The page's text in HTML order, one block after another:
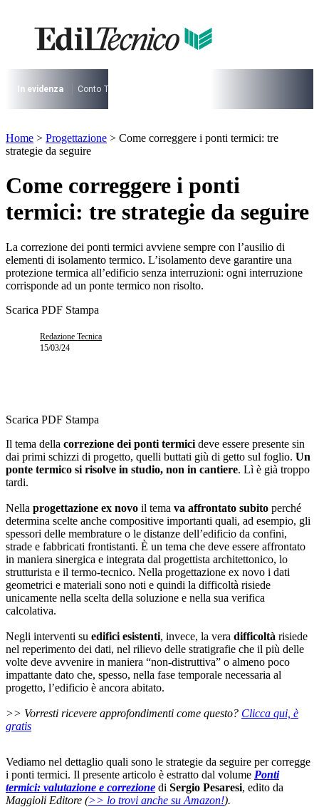
contenuto
I più cercati
Lorem ipsum dolor sit amet consectetur
Lorem ipsum dolor sit amet consectetur
In evidenza Conto Termico
I più cercati
Lorem ipsum dolor sit amet consectetur
Lorem ipsum dolor sit amet consectetur
Home > Progettazione > Come correggere i ponti termici: tre
strategie da seguire
Come correggere i ponti
termici: tre strategie da seguire
La correzione dei ponti termici avviene sempre con l’ausilio di
elementi di isolamento termico. L’isolamento deve garantire una
protezione termica all’edificio senza interruzioni: ogni interruzione
corrisponde ad un ponte termico non risolto.
Scarica PDF Stampa
Redazione Tecnica
15/03/24
Scarica PDF Stampa
Il tema della correzione dei ponti termici deve essere presente sin
dai primi schizzi di progetto, quelli buttati giù di getto sul foglio. Un
ponte termico si risolve in studio, non in cantiere. Lì è già troppo
tardi.
Nella progettazione ex novo il tema va affrontato subito perché
determina scelte anche compositive importanti quali, ad esempio, gli
spessori delle membrature o le distanze dell’edificio da confini,
strade e fabbricati frontistanti. È un tema che deve essere affrontato
in maniera sinergica e integrata dal progettista architettonico, lo
strutturista e il termo-tecnico. Nella progettazione ex novo i dati
geometrici e materiali sono noti e quindi la difficoltà risiede
unicamente nella scelta della soluzione e nella sua verifica
calcolativa.
Negli interventi su edifici esistenti, invece, la vera difficoltà risiede
nel reperimento dei dati, nel rilievo delle stratigrafie che il più delle
volte deve avvenire in maniera “non-distruttiva” o almeno poco
impattante dato che, spesso, nella fase temporale necessaria al
progetto, l’edificio è ancora abitato.
>> Vorresti ricevere approfondimenti come questo? Clicca qui, è
gratis
Vediamo nel dettaglio quali sono le strategie da seguire per corregge
i ponti termici. Il presente articolo è estratto dal volume Ponti
termici: valutazione e correzione di Sergio Pesaresi, edito da
Maggioli Editore (>> lo trovi anche su Amazon!).